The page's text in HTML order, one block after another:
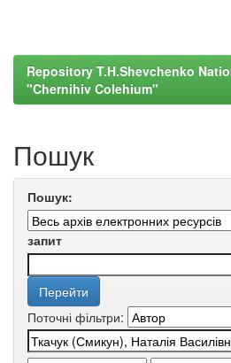
Repository T.H.Shevchenko
"Chernihiv Colehium"
Пошук
Пошук:
запит
Поточні фільтри: